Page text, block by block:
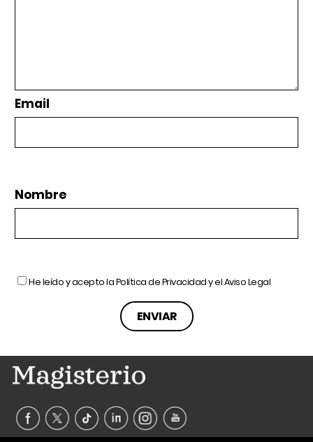
Email
Nombre
He leído y acepto laPolítica de Privacidady elAviso Legal